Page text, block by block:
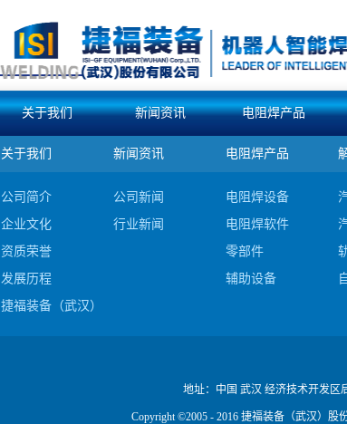
关于我们 新闻资讯 电阻焊产品
关于我们
公司简介
企业文化
资质荣誉
发展历程
捷福装备（武汉）股份有限公司电阻焊产品#c
新闻资讯
公司新闻
行业新闻
电阻焊产品
电阻焊设备
电阻焊软件
零部件
辅助设备
Copyright ©2005 - 2016 捷福装备（武汉）股
地址： 中国 武汉 经济技术开发区